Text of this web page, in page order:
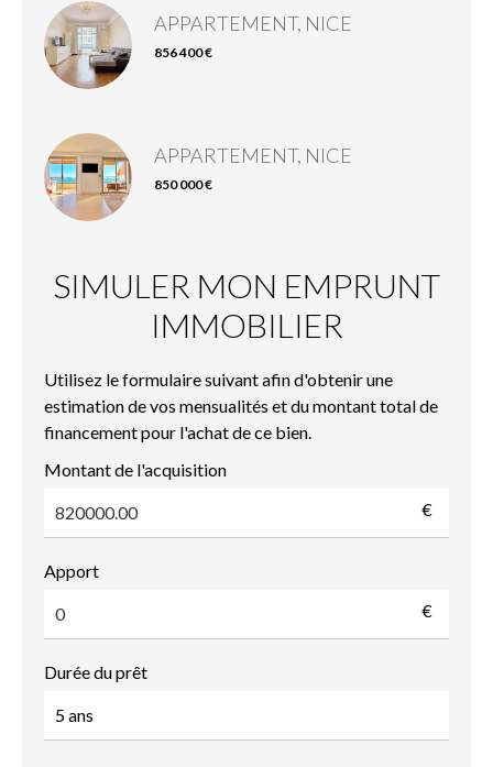
APPARTEMENT, NICE
856 400 €
APPARTEMENT, NICE
850 000 €
SIMULER MON EMPRUNT
IMMOBILIER
Utilisez le formulaire suivant afin d'obtenir une
estimation de vos mensualités et du montant total de
financement pour l'achat de ce bien.
Montant de l'acquisition
€
Apport
€
Durée du prêt